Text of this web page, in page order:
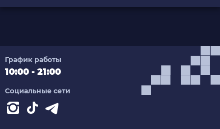
График работы
10:00 - 21:00
Социальные сети